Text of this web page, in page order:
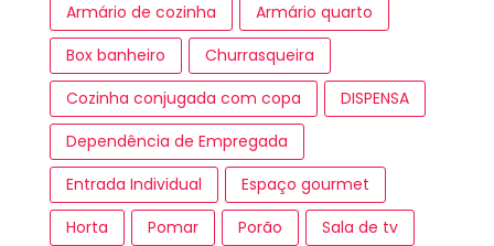
Armário de cozinha
Armário quarto
Box banheiro
Churrasqueira
Cozinha conjugada com copa
DISPENSA
Dependência de Empregada
Entrada Individual
Espaço gourmet
Horta
Pomar Porão
Sala de tv